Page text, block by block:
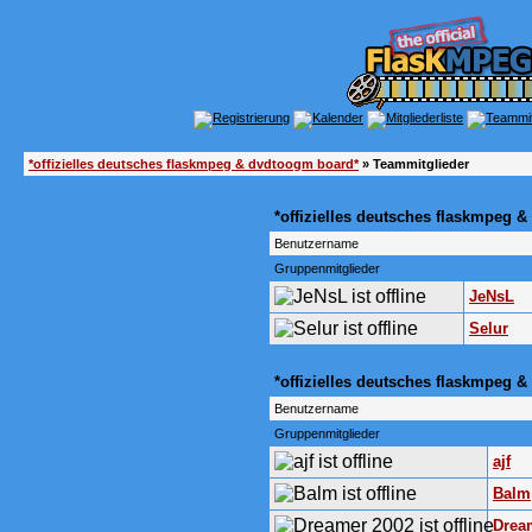
*offizielles deutsches flaskmpeg & dvdtoogm board*» Teammitglieder
*offizielles deutsches flaskmpeg
Benutzername
Gruppenmitglieder
JeNsL
Selur
*offizielles deutsches flaskmpeg
Benutzername
Gruppenmitglieder
ajf
Balm